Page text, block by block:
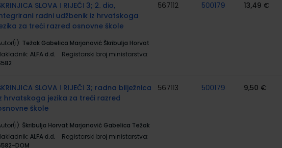
SLOVA I RIJEČI 3; 2. dio,
radni udžbenik iz hrvatskoga
za treći razred osnovne škole
Težak Gabelica Marjanović Škribulja Horvat
ALFA d.d.
Registarski broj ministarstva:
567112 500179 13,49 €
SLOVA I RIJEČI 3; radna bilježnica
hrvatskoga jezika za treći razred
škole
Škribulja Horvat Marjanović Gabelica Težak
ALFA d.d.
Registarski broj ministarstva:
DOM
567113 500179 9,50 €